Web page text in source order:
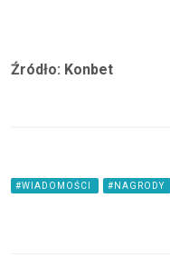
Źródło: Konbet
#WIADOMOŚCI #NAGRODY